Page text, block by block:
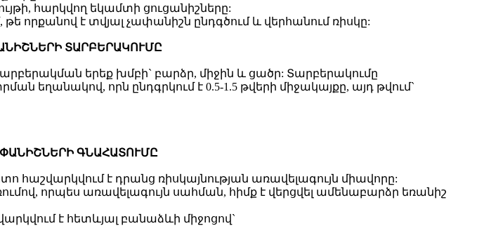
հարկվող եկամտի ցուցանիշները:
որքանով է տվյալ չափանիշն ընդգծում և վերհանում ռիսկը:
ՏԱՐԲԵՐԱԿՈՒՄԸ
երեք խմբի` բարձր, միջին և ցածր: Տարբերակումը
որն ընդգրկում է 0.5-1.5 թվերի միջակայքը, այդ թվում`
ԳՆԱՀԱՏՈՒՄԸ
հաշվարկվում է դրանց ռիսկայնության առավելագույն միավորը:
որպես առավելագույն սահման, հիմք է վերցվել ամենաբարձր եռանիշ
է հետևյալ բանաձևի միջոցով`